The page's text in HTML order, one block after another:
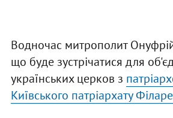
Водночас митрополит
що буде зустрічатися для
українських церков з
Київського патріархату